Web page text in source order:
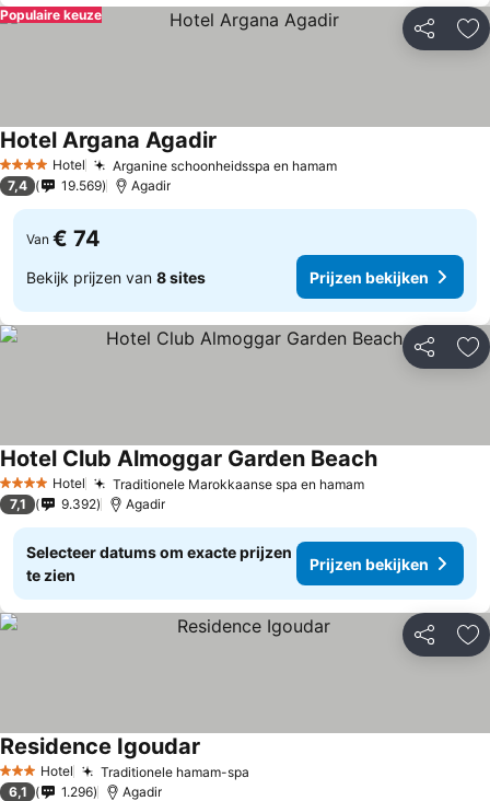
Delen
Populaire keuze
4 SterrenHotel Arganine schoonheidsspa en hamam
Hotel Argana Agadir
7,4 19.569 Agadir
Van € 74
Bekijk prijzen van 8 sites Prijzen bekijken
Delen
4 SterrenHotel Traditionele Marokkaanse spa en hamam
Hotel Club Almoggar Garden Beach
7,1 9.392 Agadir
Selecteer datums om exacte prijzen
te zien
Prijzen bekijken
Delen
3 SterrenHotel Traditionele hamam-spa
Residence Igoudar
6,1 1.296 Agadir